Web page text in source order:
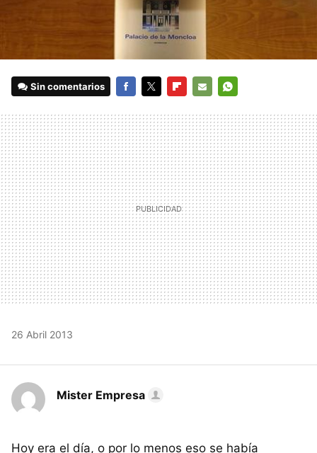
Sin comentarios
MAIL
26 Abril 2013
Mister Empresa
Hoy era el día, o por lo menos eso se había